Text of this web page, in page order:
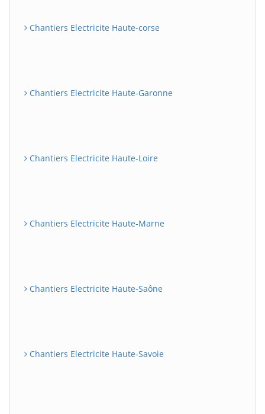
Chantiers Electricite Haute-corse
Chantiers Electricite Haute-Garonne
Chantiers Electricite Haute-Loire
Chantiers Electricite Haute-Marne
Chantiers Electricite Haute-Saône
Chantiers Electricite Haute-Savoie